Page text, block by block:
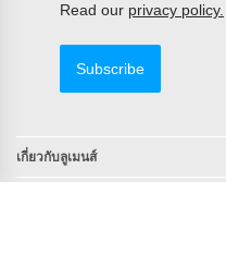
Read our privacy policy.
Subscribe
เกี่ยวกับลูเมนส์